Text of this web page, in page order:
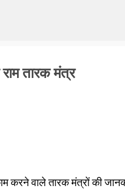
तारक मंत्र
करने वाले तारक मंत्रों की